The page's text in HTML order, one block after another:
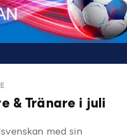
& Tränare i juli
med sin